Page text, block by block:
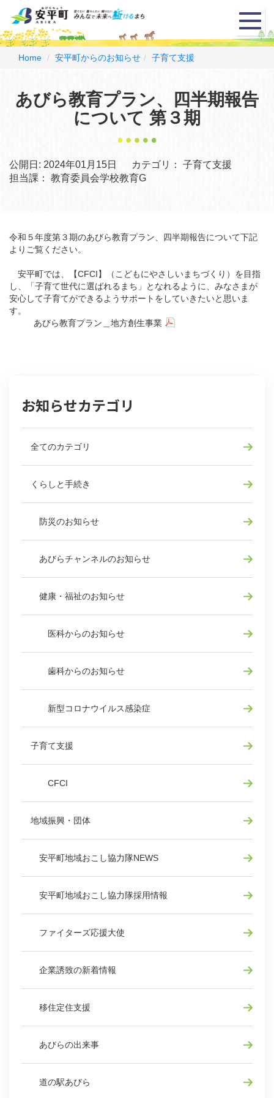
メ
ニ
ュ
Home 安平町からのお知らせ 子育て支援
あびら教育プラン、四半期報告
について 第３期
公開日: 2024年01月15日 カテゴリ：
子育て支援
担当課：
教育委員会学校教育G
令和５年度第３期のあびら教育プラン、四半期報告について下記
よりご覧ください。
安平町では、【CFCI】（こどもにやさしいまちづくり）を目指
し、「子育て世代に選ばれるまち」となれるように、みなさまが
安心して子育てができるようサポートをしていきたいと思いま
す。
あびら教育プラン＿地方創生事業
お知らせカテゴリ
全てのカテゴリ
くらしと手続き
防災のお知らせ
あびらチャンネルのお知らせ
健康・福祉のお知らせ
医科からのお知らせ
歯科からのお知らせ
新型コロナウイルス感染症
子育て支援
CFCI
地域振興・団体
安平町地域おこし協力隊NEWS
安平町地域おこし協力隊採用情報
ファイターズ応援大使
企業誘致の新着情報
移住定住支援
あびらの出来事
道の駅あびら